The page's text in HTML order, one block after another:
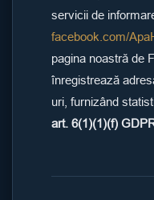
servicii de
facebook.com/
pagina noastră de
înregistrează
uri, furnizând
art. 6(1)(1)(f)